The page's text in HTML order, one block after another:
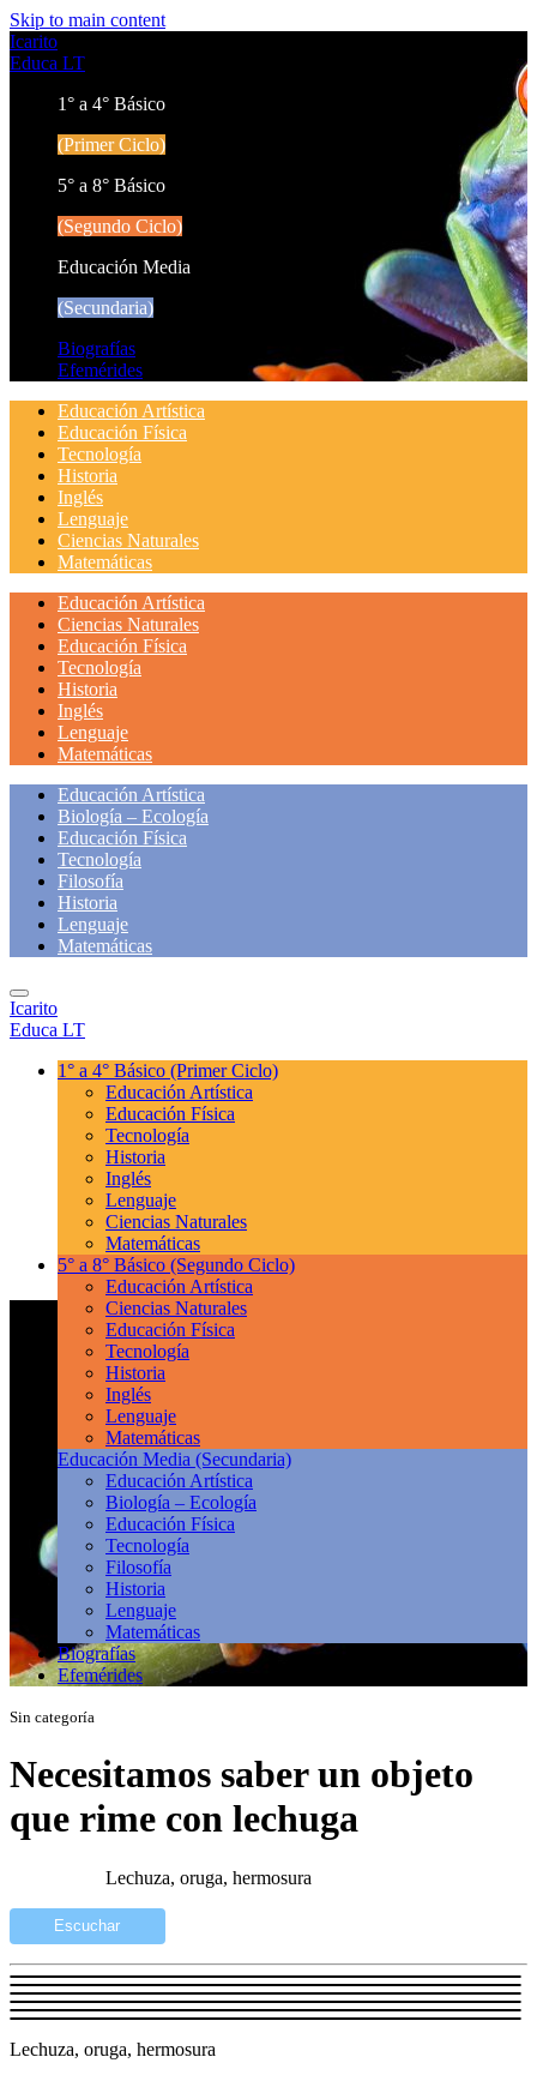
Skip to main content
Icarito
Educa LT
1° a 4° Básico
(Primer Ciclo)
5° a 8° Básico
(Segundo Ciclo)
Educación Media
(Secundaria)
Biografías
Efemérides
Educación Artística
Educación Física
Tecnología
Historia
Inglés
Lenguaje
Ciencias Naturales
Matemáticas
Educación Artística
Ciencias Naturales
Educación Física
Tecnología
Historia
Inglés
Lenguaje
Matemáticas
Educación Artística
Biología – Ecología
Educación Física
Tecnología
Filosofía
Historia
Lenguaje
Matemáticas
Icarito
Educa LT
1° a 4° Básico (Primer Ciclo)
Educación Artística
Educación Física
Tecnología
Historia
Inglés
Lenguaje
Ciencias Naturales
Matemáticas
5° a 8° Básico (Segundo Ciclo)
Educación Artística
Ciencias Naturales
Educación Física
Tecnología
Historia
Inglés
Lenguaje
Matemáticas
Educación Media (Secundaria)
Educación Artística
Biología – Ecología
Educación Física
Tecnología
Filosofía
Historia
Lenguaje
Matemáticas
Biografías
Efemérides
Sin categoría
Necesitamos saber un objeto
que rime con lechuga
Lechuza, oruga, hermosura
Escuchar
Lechuza, oruga, hermosura